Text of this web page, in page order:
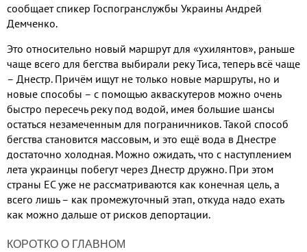
сообщает спикер Госпогранслужбы Украины Андрей
Демченко.
Это относительно новый маршрут для «ухилянтов», раньше
чаще всего для бегства выбирали реку Тиса, теперь всё чаще
– Днестр. Причём ищут не только новые маршруты, но и
новые способы – с помощью акваскутеров можно очень
быстро пересечь реку под водой, имея большие шансы
остаться незамеченным для пограничников.Такой способ
бегства становится массовым, и это ещё вода в Днестре
достаточно холодная. Можно ожидать, что с наступлением
лета украинцы побегут через Днестр дружно. При этом
страны ЕС уже не рассматриваются как конечная цель, а
всего лишь – как промежуточный этап, откуда надо ехать
как можно дальше от рисков депортации.
КОРОТКО О ГЛАВНОМ